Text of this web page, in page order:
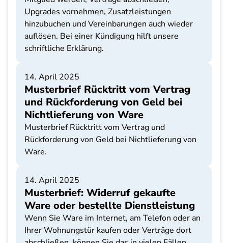
Upgrades vornehmen, Zusatzleistungen
hinzubuchen und Vereinbarungen auch wieder
auflösen. Bei einer Kündigung hilft unsere
schriftliche Erklärung.
14. April 2025
Musterbrief Rücktritt vom Vertrag
und Rückforderung von Geld bei
Nichtlieferung von Ware
Musterbrief Rücktritt vom Vertrag und
Rückforderung von Geld bei Nichtlieferung von
Ware.
14. April 2025
Musterbrief: Widerruf gekaufte
Ware oder bestellte Dienstleistung
Wenn Sie Ware im Internet, am Telefon oder an
Ihrer Wohnungstür kaufen oder Verträge dort